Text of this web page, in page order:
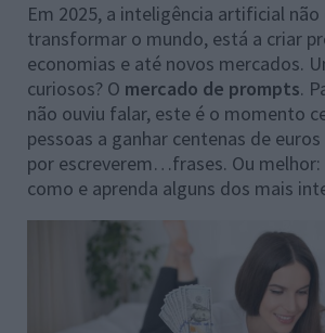
Em 2025, a inteligência artificial não
transformar o mundo, está a criar
economias e até novos mercados.
curiosos? O mercado de prompts.
não ouviu falar, este é o momento
pessoas a ganhar centenas de
por escreverem…frases. Ou melhor:
como e aprenda alguns dos mais